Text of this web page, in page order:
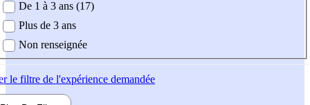
De 1 à 3 ans (17)
Plus de 3 ans
Non renseignée
le filtre de l'expérience demandée